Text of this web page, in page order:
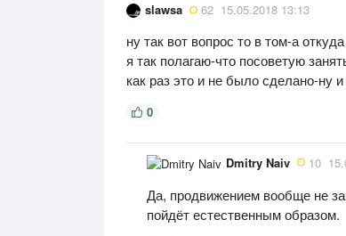
slawsa 62 15.05.2018 13:13
ну так вот вопрос то в том-а
я так полагаю-что посоветую
как раз это и не было сделано-ну
0
Dmitry Naiv 10
Да, продвижением вообще не
пойдёт естественным образом.